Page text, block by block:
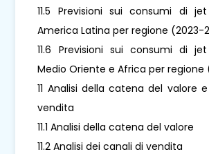
11.5 Previsioni sui consumi di
America Latina per regione (2023-
11.6 Previsioni sui consumi di
Medio Oriente e Africa per regione
11 Analisi della catena del valore
vendita
11.1 Analisi della catena del valore
11.2 Analisi dei canali di vendita